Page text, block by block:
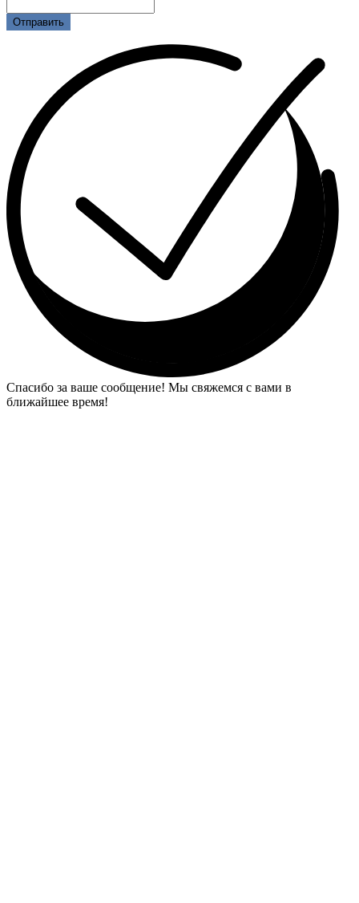
Отправить
Спасибо за ваше сообщение! Мы свяжемся с вами в
ближайшее время!